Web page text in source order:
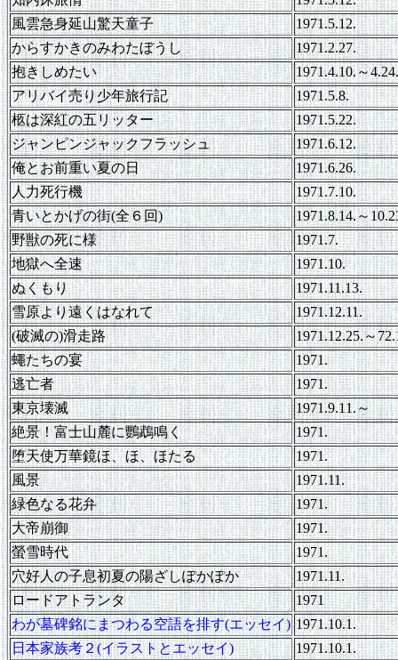
風雲急身延山驚天童子
1971.5.12.
からすかきのみわたぼうし
1971.2.27.
抱きしめたい
1971.4.10.～4.24.
アリバイ売り少年旅行記
1971.5.8.
柩は深紅の五リッター
1971.5.22.
ジャンピンジャックフラッシュ
1971.6.12.
俺とお前重い夏の日
1971.6.26.
人力死行機
1971.7.10.
青いとかげの街(全６回)
1971.8.14.～
野獣の死に様
1971.7.
地獄へ全速
1971.10.
ぬくもり
1971.11.13.
雪原より遠くはなれて
1971.12.11.
(破滅の)滑走路
1971.12.25.～
蠅たちの宴
1971.
逃亡者
1971.
東京壊滅
1971.9.11.～
絶景！富士山麓に鸚鵡鳴く
1971.
堕天使万華鏡ほ、ほ、ほたる
1971.
風景
1971.11.
緑色なる花弁
1971.
大帝崩御
1971.
螢雪時代
1971.
穴好人の子息初夏の陽ざしぽかぽか
1971.11.
ロードアトランタ
1971
わが墓碑銘にまつわる空語を排す(エッセイ) 1971.10.1.
日本家族考２(イラストとエッセイ)
1971.10.1.